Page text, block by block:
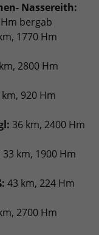
- Nassereith:
bergab
1770 Hm
2800 Hm
km, 920 Hm
36 km, 2400 Hm
33 km, 1900 Hm
43 km, 224 Hm
2700 Hm